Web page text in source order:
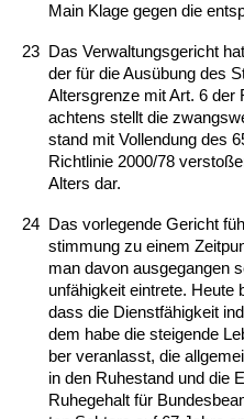
Main Kla­ge ge­gen die
23 Das Ver­wal­tungs­ge­richt
der für die Ausübung des
Al­ters­gren­ze mit Art. 6
ach­tens stellt die
stand mit Voll­endung des
Richt­li­nie 2000/78
Al­ters dar.
24 Das vor­le­gen­de Ge­richt
stim­mung zu ei­nem
man da­von aus­ge­gan­gen
unfähig­keit ein­tre­te. Heu­te
dass die Dienstfähig­keit
dem ha­be die stei­gen­de
ber ver­an­lasst, die
in den Ru­he­stand und die
Ru­he­ge­halt für